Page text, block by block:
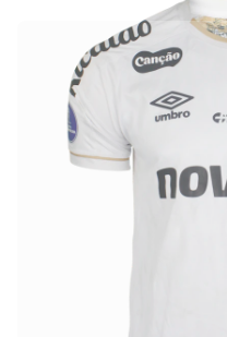
데뷔 유니폼
액자에 담긴 유니폼
하이라이트